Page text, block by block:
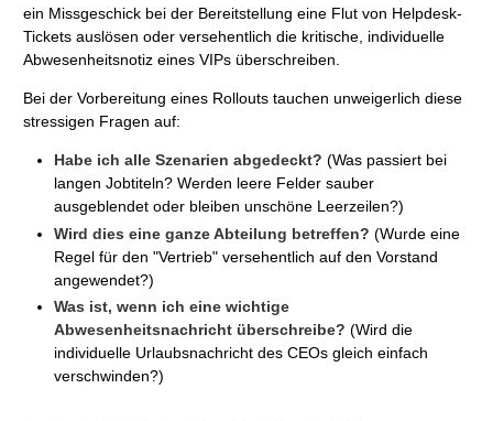
ein Missgeschick bei der Bereitstellung eine Flut von Helpdesk-
Tickets auslösen oder versehentlich die kritische, individuelle
Abwesenheitsnotiz eines VIPs überschreiben.
Bei der Vorbereitung eines Rollouts tauchen unweigerlich diese
stressigen Fragen auf:
Habe ich alle Szenarien abgedeckt? (Was passiert bei
langen Jobtiteln? Werden leere Felder sauber
ausgeblendet oder bleiben unschöne Leerzeilen?)
Wird dies eine ganze Abteilung betreffen? (Wurde eine
Regel für den "Vertrieb" versehentlich auf den Vorstand
angewendet?)
Was ist, wenn ich eine wichtige
Abwesenheitsnachricht überschreibe? (Wird die
individuelle Urlaubsnachricht des CEOs gleich einfach
verschwinden?)